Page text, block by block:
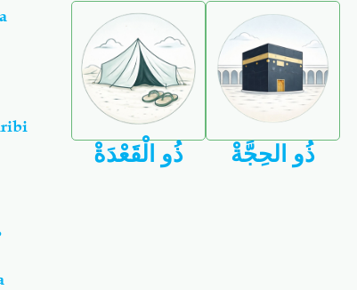
ذُو الْقَعْدَةْ ذُو الحِجَّةْ